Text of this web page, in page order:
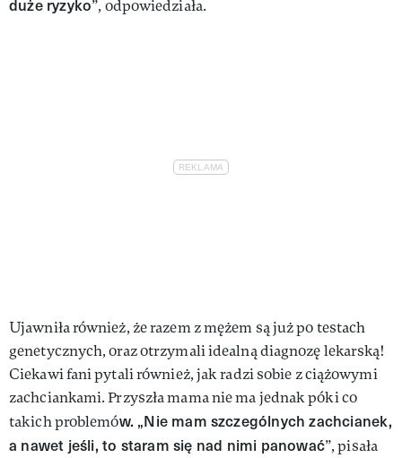
duże ryzyko”, odpowiedziała.
Ujawniła również, że razem z mężem są już po testach
genetycznych, oraz otrzymali idealną diagnozę lekarską!
Ciekawi fani pytali również, jak radzi sobie z ciążowymi
zachciankami. Przyszła mama nie ma jednak póki co
takich problemów. „Nie mam szczególnych zachcianek,
a nawet jeśli, to staram się nad nimi panować”, pisała